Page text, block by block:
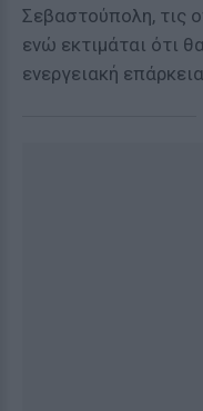
Σεβαστούπολη, τις
ενώ εκτιμάται ότι
ενεργειακή